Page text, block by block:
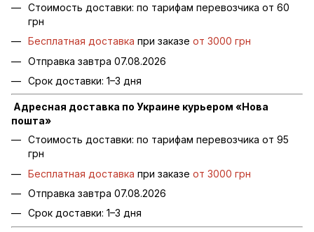
Стоимость доставки: по тарифам перевозчика от 60
грн
Бесплатная доставка при заказе от 3000 грн
Отправка завтра 07.08.2026
Срок доставки: 1–3 дня
Адресная доставка по Украине курьером «Нова
пошта»
Стоимость доставки: по тарифам перевозчика от 95
грн
Бесплатная доставка при заказе от 3000 грн
Отправка завтра 07.08.2026
Срок доставки: 1–3 дня